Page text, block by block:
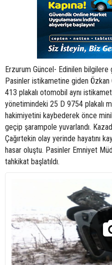
Erzurum Güncel- Edinilen
Pasinler istikametine giden
413 plakalı otomobil aynı
yönetimindeki 25 D 9754 plakalı
hakimiyetini kaybederek önce
geçip şarampole yuvarlandı.
Çağırtekin olay yerinde hayatını
hasar oluştu. Pasinler Emniyet
tahkikat başlatıldı.